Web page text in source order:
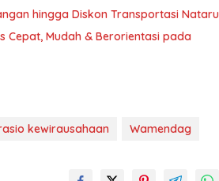
hingga Diskon Transportasi Nataru
Cepat, Mudah & Berorientasi pada
kewirausahaan Wamendag